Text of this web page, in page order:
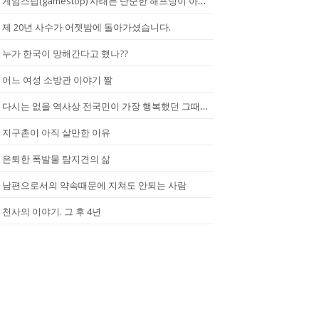
제 20년 사수가 어젯밤에 돌아가셨습니다.
누가 한국이 망해간다고 했나??
어느 여성 소방관 이야기 짤
다시는 없을 역사상 전국민이 가장 행복했던 그때.(2002년...한일월드...
지구촌이 아직 살만한 이유
은퇴한 폭발물 탐지견의 삶
남편으로서의 약속때문에 지쳐도 안되는 사람
천사의 이야기. 그 후 4년